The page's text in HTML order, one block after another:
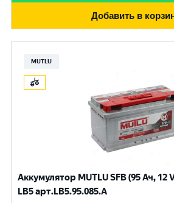
Добавить в
MUTLU
Аккумулятор MUTLU SFB (95 Ач, 12
LB5 арт.LВ5.95.085.A